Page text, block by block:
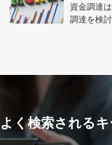
資金調達
調達を検
よく検索される